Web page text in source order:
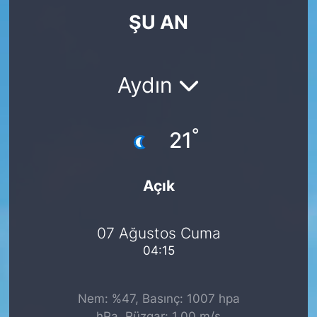
ŞU AN
Aydın
21°
Açık
07 Ağustos Cuma
04:15
Nem: %47, Basınç: 1007 hpa
KÖŞE YAZILARI
KÜLTÜR SANAT
SARIYER HABERLERİ